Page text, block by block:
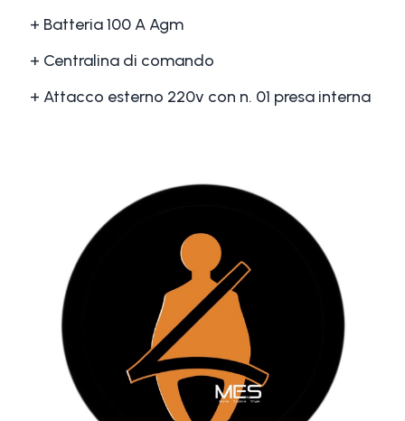
+ Batteria 100 A Agm
+ Centralina di comando
+ Attacco esterno 220v con n. 01 presa interna